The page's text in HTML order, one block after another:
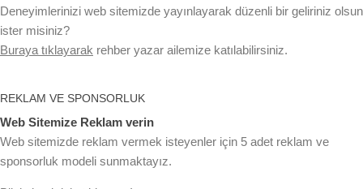
Deneyimlerinizi web sitemizde yayınlayarak düzenli bir geliriniz olsun
ister misiniz?
Buraya tıklayarak rehber yazar ailemize katılabilirsiniz.
REKLAM VE SPONSORLUK
Web Sitemize Reklam verin
Web sitemizde reklam vermek isteyenler için 5 adet reklam ve
sponsorluk modeli sunmaktayız.